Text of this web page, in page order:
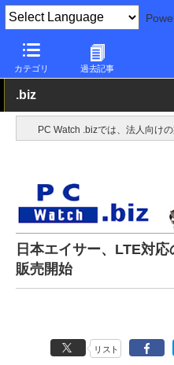
カテゴリ 過去記事
PC Watch パソコン/タブレッ
.biz
PC Watch .bizでは、法人向け
日本エイサー、LTE対
販売開始
リスト